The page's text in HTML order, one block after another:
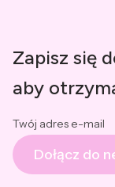
Zapisz się
aby
Twój adres e-mail
Dołącz do